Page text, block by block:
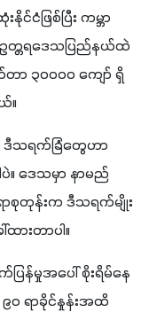
ငံဖြစ်ပြီး ကမ္ဘာ
တရဒေသပြည်နယ်ထဲ
၃၀၀၀၀ ကျော် ရှိ
။
သရက်ခြံတွေဟာ
ဒေသမှာ နာမည်
ရာစုတုန်းက ဒီသရက်မျိုး
ားတာပါ။
န်မှုအပေါ် စိုးရိမ်နေ
၀ ရာခိုင်နှုန်းအထိ